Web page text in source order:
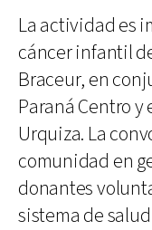
La actividad es
cáncer infantil
Braceur, en
Paraná Centro y
Urquiza. La
comunidad en
donantes
sistema de